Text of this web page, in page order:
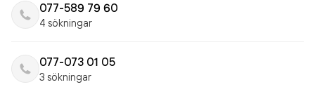
077-589 79 60
4 sökningar
077-073 01 05
3 sökningar